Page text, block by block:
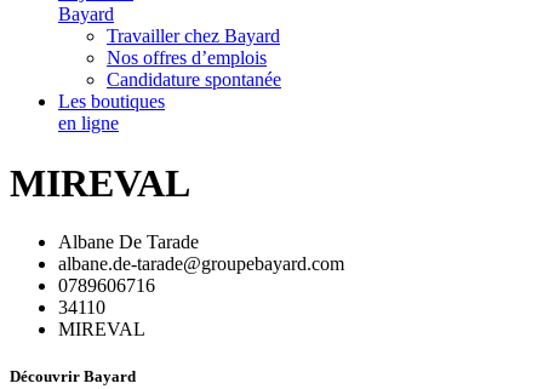
Bayard
Travailler chez Bayard
Nos offres d’emplois
Candidature spontanée
Les boutiques
en ligne
MIREVAL
Albane De Tarade
albane.de-tarade@groupebayard.com
0789606716
34110
MIREVAL
Découvrir Bayard